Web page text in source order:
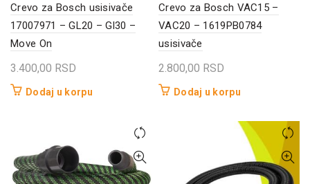
Crevo za Bosch usisivače
17007971 – GL20 – Gl30 –
Move On
3.400,00 RSD
Dodaj u korpu
Crevo za Bosch VAC15 –
VAC20 – 1619PB0784
usisivače
2.800,00 RSD
Dodaj u korpu